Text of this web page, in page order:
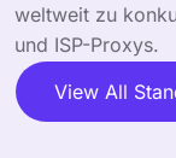
weltweit zu
und ISP-Proxys.
View All